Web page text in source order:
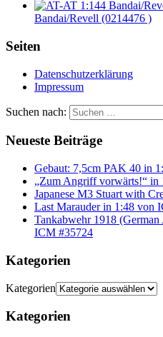
Bandai/Revell (0214476 )
Seiten
Datenschutzerklärung
Impressum
Suchen nach:
Neueste Beiträge
Gebaut: 7,5cm PAK 40 in
„Zum Angriff vorwärts!“
Japanese M3 Stuart with
Last Marauder in 1:48 von
Tankabwehr 1918
ICM #35724
Kategorien
Kategorien
Kategorien